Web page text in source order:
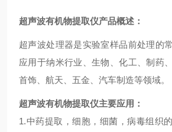
超声波有机物提取仪产品概述：
超声波处理器是实验室样品前处理的
应用于纳米行业、生物、化工、制药
首饰、航天、五金、汽车制造等领域。
超声波有机物提取仪主要应用：
1.中药提取，细胞，细菌，病毒组织